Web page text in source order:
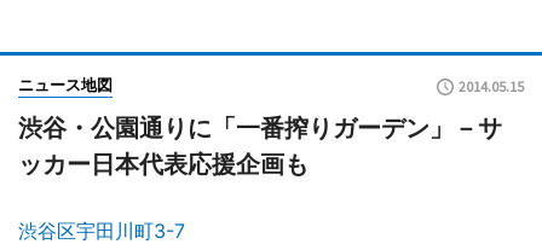
ニュース地図 2014.05.15
渋谷・公園通りに「一番搾りガーデン」－サ
ッカー日本代表応援企画も
渋谷区宇田川町3-7